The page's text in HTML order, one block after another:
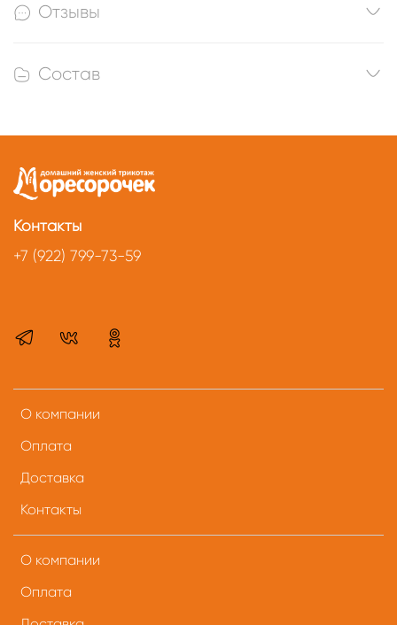
Отзывы
Состав
О компании
Оплата
Доставка
Контакты
О компании
Оплата
Контакты
+7 (922) 799-73-59